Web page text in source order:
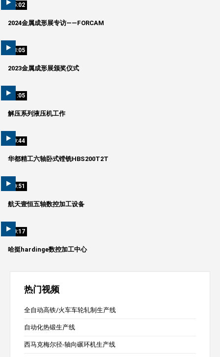
05:02
2024金属成形展专访——FORCAM
58:05
2023金属成形展颁奖仪式
01:05
解压系列液压机工作
00:44
华都精工六轴卧式镗铣HBS200T2T
00:51
航天壹恒五轴数控加工设备
00:17
哈挺hardinge数控加工中心
热门视频
全自动高铁/火车车轮轧制生产线
自动化热锻生产线
西马克梅尔径-轴向碾环机生产线